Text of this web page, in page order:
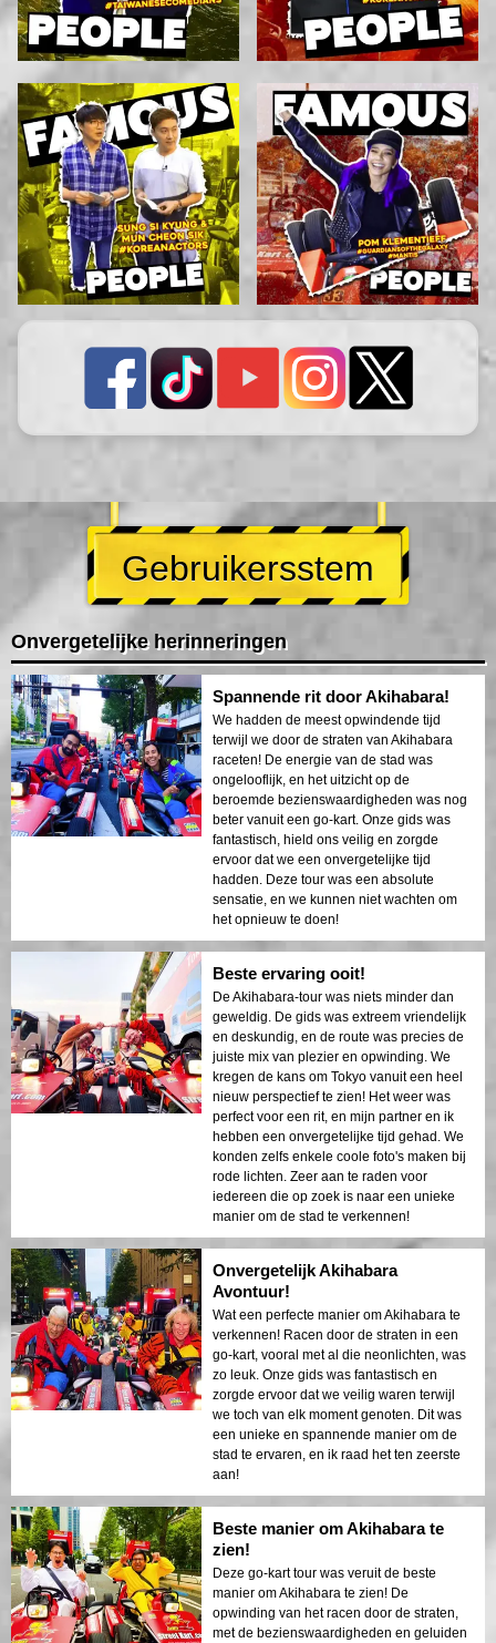
Gebruikersstem
Onvergetelijke herinneringen
Spannende rit door Akihabara!
We hadden de meest opwindende tijd
terwijl we door de straten van Akihabara
raceten! De energie van de stad was
ongelooflijk, en het uitzicht op de
beroemde bezienswaardigheden was nog
beter vanuit een go-kart. Onze gids was
fantastisch, hield ons veilig en zorgde
ervoor dat we een onvergetelijke tijd
hadden. Deze tour was een absolute
sensatie, en we kunnen niet wachten om
het opnieuw te doen!
Beste ervaring ooit!
De Akihabara-tour was niets minder dan
geweldig. De gids was extreem vriendelijk
en deskundig, en de route was precies de
juiste mix van plezier en opwinding. We
kregen de kans om Tokyo vanuit een heel
nieuw perspectief te zien! Het weer was
perfect voor een rit, en mijn partner en ik
hebben een onvergetelijke tijd gehad. We
konden zelfs enkele coole foto's maken bij
rode lichten. Zeer aan te raden voor
iedereen die op zoek is naar een unieke
manier om de stad te verkennen!
Onvergetelijk Akihabara
Avontuur!
Wat een perfecte manier om Akihabara te
verkennen! Racen door de straten in een
go-kart, vooral met al die neonlichten, was
zo leuk. Onze gids was fantastisch en
zorgde ervoor dat we veilig waren terwijl
we toch van elk moment genoten. Dit was
een unieke en spannende manier om de
stad te ervaren, en ik raad het ten zeerste
aan!
Beste manier om Akihabara te
zien!
Deze go-kart tour was veruit de beste
manier om Akihabara te zien! De
opwinding van het racen door de straten,
met de bezienswaardigheden en geluiden